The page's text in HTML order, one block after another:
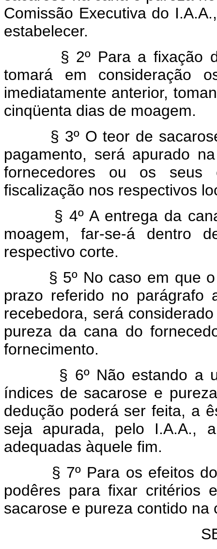
Comissão Executiva do
estabelecer.
§ 2º Para a fixação dos
tomará em consideração
imediatamente anterior,
cinqüenta dias de moagem.
§ 3º O teor de sacarose
pagamento, será apurado
fornecedores ou os seus
fiscalização nos respectivos
§ 4º A entrega da cana
moagem, far-se-á dentro
respectivo corte.
§ 5º No caso em que o
prazo referido no parágrafo
recebedora, será
pureza da cana do
fornecimento.
§ 6º Não estando a
índices de sacarose e
dedução poderá ser feita, a
seja apurada, pelo I.A.A.,
adequadas àquele fim.
§ 7º Para os efeitos do
podêres para fixar critérios
sacarose e pureza contido